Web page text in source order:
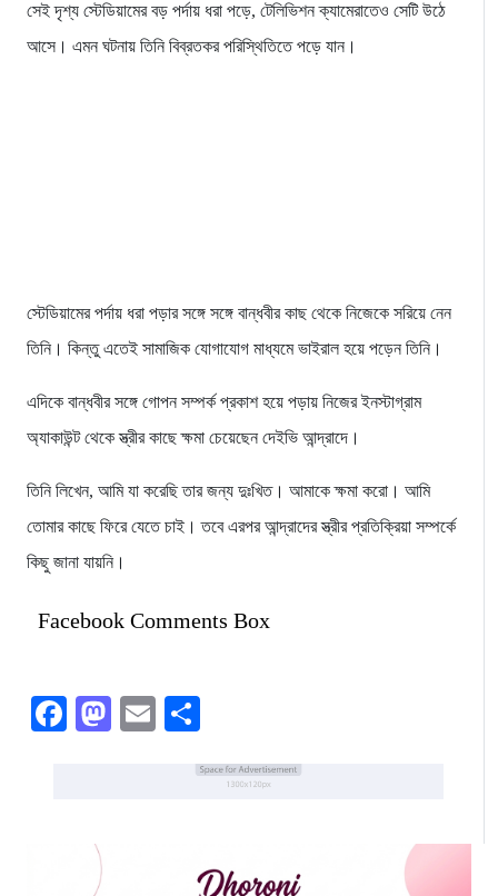
সেই দৃশ্য স্টেডিয়ামের বড় পর্দায় ধরা পড়ে, টেলিভিশন ক্যামেরাতেও সেটি উঠে
আসে। এমন ঘটনায় তিনি বিব্রতকর পরিস্থিতিতে পড়ে যান।
স্টেডিয়ামের পর্দায় ধরা পড়ার সঙ্গে সঙ্গে বান্ধবীর কাছ থেকে নিজেকে সরিয়ে নেন
তিনি। কিন্তু এতেই সামাজিক যোগাযোগ মাধ্যমে ভাইরাল হয়ে পড়েন তিনি।
এদিকে বান্ধবীর সঙ্গে গোপন সম্পর্ক প্রকাশ হয়ে পড়ায় নিজের ইনস্টাগ্রাম
অ্যাকাউন্ট থেকে স্ত্রীর কাছে ক্ষমা চেয়েছেন দেইভি আন্দ্রাদে।
তিনি লিখেন, আমি যা করেছি তার জন্য দুঃখিত। আমাকে ক্ষমা করো। আমি
তোমার কাছে ফিরে যেতে চাই। তবে এরপর আন্দ্রাদের স্ত্রীর প্রতিক্রিয়া সম্পর্কে
কিছু জানা যায়নি।
Facebook Comments Box
Facebook
Mastodon
Email